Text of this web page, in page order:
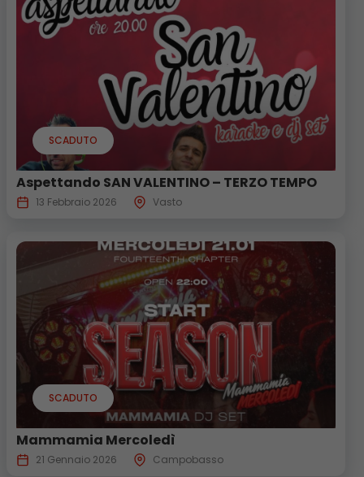
SCADUTO
Aspettando SAN VALENTINO – TERZO TEMPO
13 Febbraio 2026 Vasto
SCADUTO
Mammamia Mercoledì
21 Gennaio 2026 Campobasso